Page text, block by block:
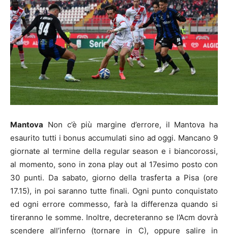
Mantova Non c’è più margine d’errore, il Mantova ha
esaurito tutti i bonus accumulati sino ad oggi. Mancano 9
giornate al termine della regular season e i biancorossi,
al momento, sono in zona play out al 17esimo posto con
30 punti. Da sabato, giorno della trasferta a Pisa (ore
17.15), in poi saranno tutte finali. Ogni punto conquistato
ed ogni errore commesso, farà la differenza quando si
tireranno le somme. Inoltre, decreteranno se l’Acm dovrà
scendere all’inferno (tornare in C), oppure salire in